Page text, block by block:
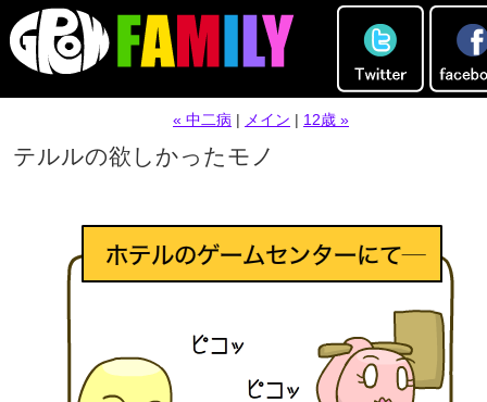
« 中二病 | メイン | 12歳 »
テルルの欲しかったモノ